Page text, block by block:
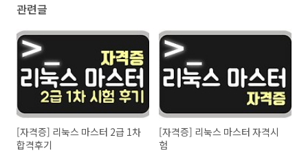
관련글
[자격증] 리눅스 마스터 2급 1차
합격후기
[자격증] 리눅스 마스터 자격시
험